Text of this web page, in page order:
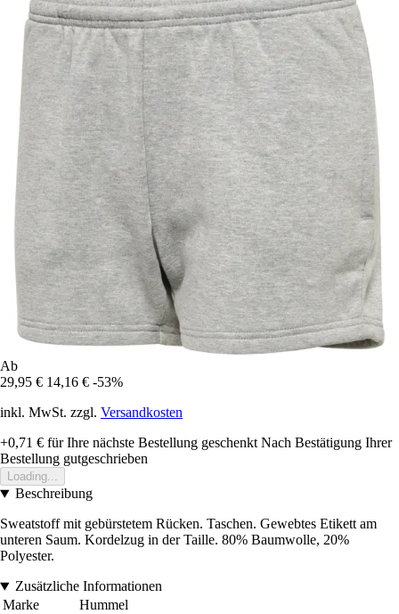
Ab
29,95 € 14,16 € -53%
inkl. MwSt. zzgl. Versandkosten
+0,71 € für Ihre nächste Bestellung geschenkt Nach Bestätigung Ihrer
Bestellung gutgeschrieben
Loading...
Beschreibung
Sweatstoff mit gebürstetem Rücken. Taschen. Gewebtes Etikett am
unteren Saum. Kordelzug in der Taille. 80% Baumwolle, 20%
Polyester.
Zusätzliche Informationen
Marke
Hummel